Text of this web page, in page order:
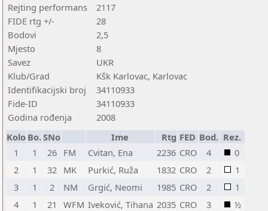
Rejting performans
2117
FIDE rtg +/-
28
Bodovi
2,5
Mjesto
8
Savez
UKR
Klub/Grad
Kšk Karlovac, Karlovac
Identifikacijski broj
34110933
Fide-ID
34110933
Godina rođenja
2008
Kolo Bo.SNo Ime Rtg FED Bod. Rez.
1
1 26 FM Cvitan, Ena 2236 CRO 4
0
2
1 32 MK Purkić, Ruža 1832 CRO 2
1
3
1 2 NM Grgić, Neomi 1985 CRO 2
1
4
1 21 WFM Iveković, Tihana 2035 CRO 3
½